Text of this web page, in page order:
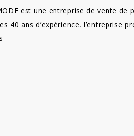
est une entreprise de vente
40 ans d’expérience, l’entreprise